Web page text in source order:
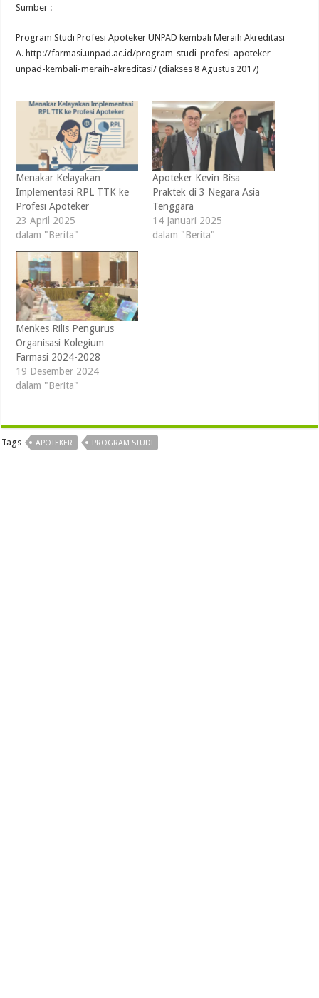
Sumber :
Program Studi Profesi Apoteker UNPAD kembali Meraih Akreditasi
A. http://farmasi.unpad.ac.id/program-studi-profesi-apoteker-
unpad-kembali-meraih-akreditasi/ (diakses 8 Agustus 2017)
Menakar Kelayakan
Implementasi RPL TTK ke
Profesi Apoteker
23 April 2025
dalam "Berita"
Apoteker Kevin Bisa
Praktek di 3 Negara Asia
Tenggara
14 Januari 2025
dalam "Berita"
Menkes Rilis Pengurus
Organisasi Kolegium
Farmasi 2024-2028
19 Desember 2024
dalam "Berita"
Tags APOTEKER PROGRAM STUDI